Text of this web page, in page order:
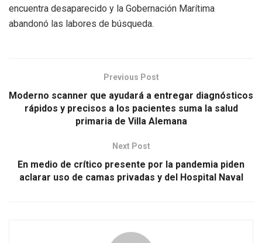
encuentra desaparecido y la Gobernación Marítima
abandonó las labores de búsqueda.
Previous Post
Moderno scanner que ayudará a entregar diagnósticos
rápidos y precisos a los pacientes suma la salud
primaria de Villa Alemana
Next Post
En medio de crítico presente por la pandemia piden
aclarar uso de camas privadas y del Hospital Naval